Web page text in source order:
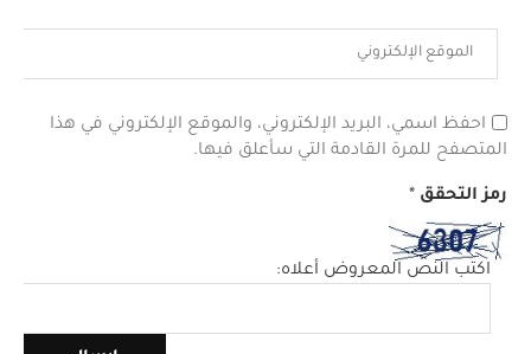
احفظ اسمي، البريد الإلكتروني، والموقع الإلكتروني في هذا
المتصفح للمرة القادمة التي سأعلق فيها.
رمز التحقق *
اكتب النص المعروض أعلاه: